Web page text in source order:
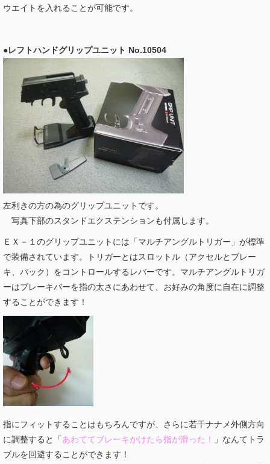
ウエイトを入れることが可能です。
●レフトハンドグリップユニット No.10504
左利きの方の為のグリップユニットです。
写真下部のスタンドエクステンションも付属します。
ＥＸ－１のグリップユニットには 「マルチアングルトリガー」が標準
で装備されています。トリガーとはスロットル（アクセルとブレー
キ、バック）をコントロールするレバーです。 マルチアングルトリガ
ーはブレーキバーを指の太さにあわせて、お好みの角度に自在に調整
することができます！
指にフィットすることはもちろんですが、さらに若干ナナメ外側方向
に調整すると「あわててブレーキかけたら指が滑った！ 」なんて トラ
ブルを回避することができます！